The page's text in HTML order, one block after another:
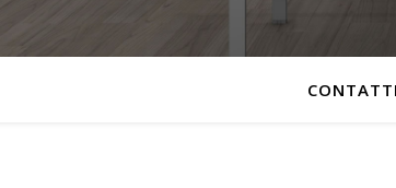
CONTATTI